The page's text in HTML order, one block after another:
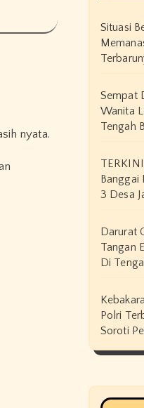
nyata.
Situasi
Sempat
Wanita
Tengah
Banggai
3 Desa
Darurat
Tangan
Di
Polri
Soroti